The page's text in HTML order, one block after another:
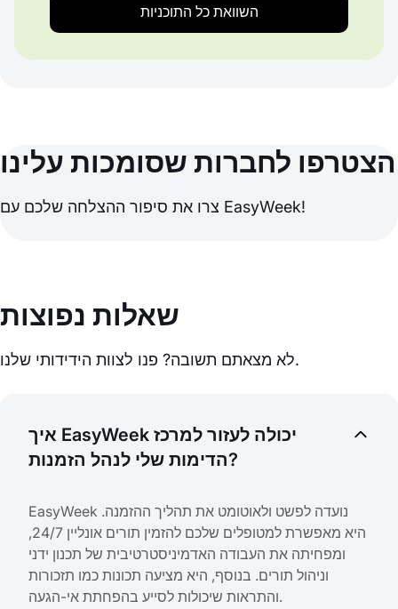
השוואת כל התוכניות
הצטרפו לחברות שסומכות עלינו
צרו את סיפור ההצלחה שלכם עם EasyWeek!
שאלות נפוצות
לא מצאתם תשובה? פנו לצוות הידידותי שלנו.
איך EasyWeek יכולה לעזור למרכז
הדימות שלי לנהל הזמנות?
EasyWeek נועדה לפשט ולאוטומט את תהליך ההזמנה.
היא מאפשרת למטופלים שלכם להזמין תורים אונליין 24/7,
ומפחיתה את העבודה האדמיניסטרטיבית של תכנון ידני
וניהול תורים. בנוסף, היא מציעה תכונות כמו תזכורות
והתראות שיכולות לסייע בהפחתת אי-הגעה.